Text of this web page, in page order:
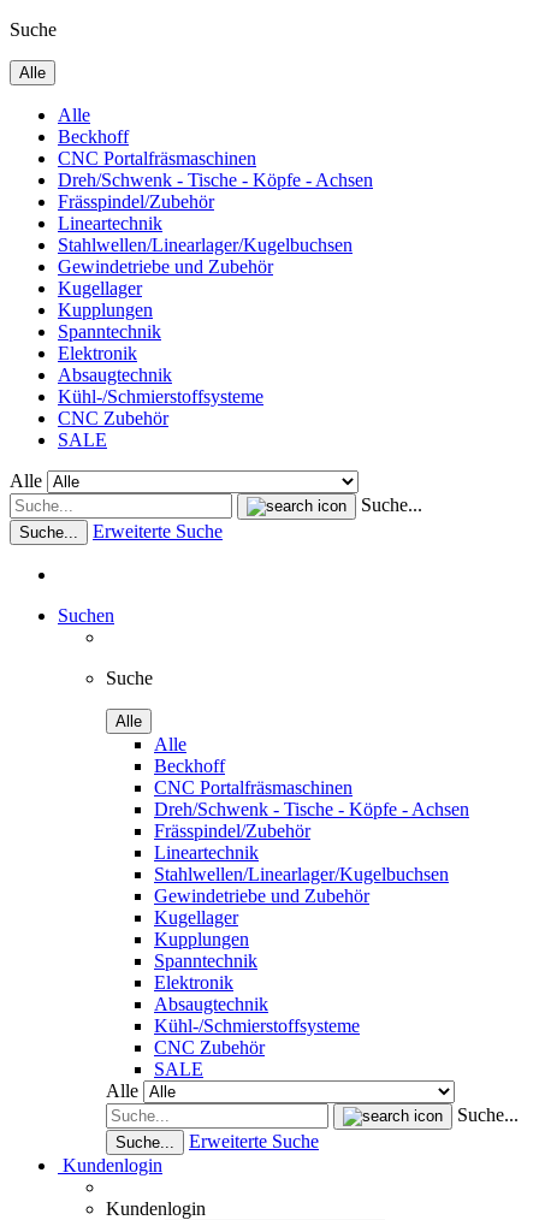
Suche
Alle
Alle
Beckhoff
CNC Portalfräsmaschinen
Dreh/Schwenk - Tische - Köpfe - Achsen
Frässpindel/Zubehör
Lineartechnik
Stahlwellen/Linearlager/Kugelbuchsen
Gewindetriebe und Zubehör
Kugellager
Kupplungen
Spanntechnik
Elektronik
Absaugtechnik
Kühl-/Schmierstoffsysteme
CNC Zubehör
SALE
Alle
Suche...
Suche... Erweiterte Suche
Suchen
Suche
Alle
Alle
Beckhoff
CNC Portalfräsmaschinen
Dreh/Schwenk - Tische - Köpfe - Achsen
Frässpindel/Zubehör
Lineartechnik
Stahlwellen/Linearlager/Kugelbuchsen
Gewindetriebe und Zubehör
Kugellager
Kupplungen
Spanntechnik
Elektronik
Absaugtechnik
Kühl-/Schmierstoffsysteme
CNC Zubehör
SALE
Alle
Suche...
Suche...
Erweiterte Suche
Kundenlogin
Kundenlogin